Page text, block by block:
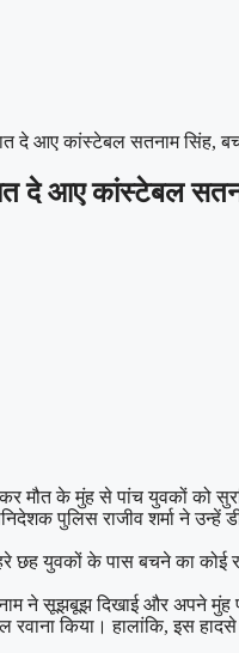
आए कांस्टेबल सतनाम सिंह,
आए कांस्टेबल
मौत के मुंह से पांच युवकों को
पुलिस राजीव शर्मा ने उन्हें
युवकों के पास बचने का कोई
ने सूझबूझ दिखाई और अपने
रवाना किया। हालांकि, इस